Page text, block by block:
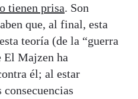
tienen prisa. Son
que, al final, esta
teoría (de la “guerra
El Majzen ha
él; al estar